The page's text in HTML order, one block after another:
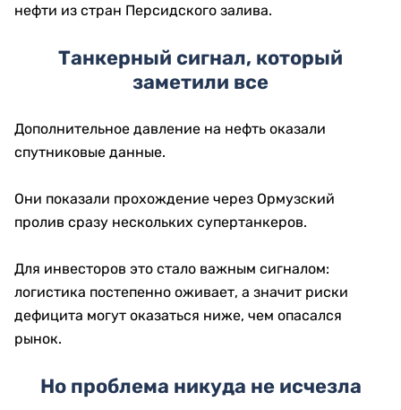
нефти из стран Персидского залива.
Танкерный сигнал, который
заметили все
Дополнительное давление на нефть оказали
спутниковые данные.
Они показали прохождение через Ормузский
пролив сразу нескольких супертанкеров.
Для инвесторов это стало важным сигналом:
логистика постепенно оживает, а значит риски
дефицита могут оказаться ниже, чем опасался
рынок.
Но проблема никуда не исчезла